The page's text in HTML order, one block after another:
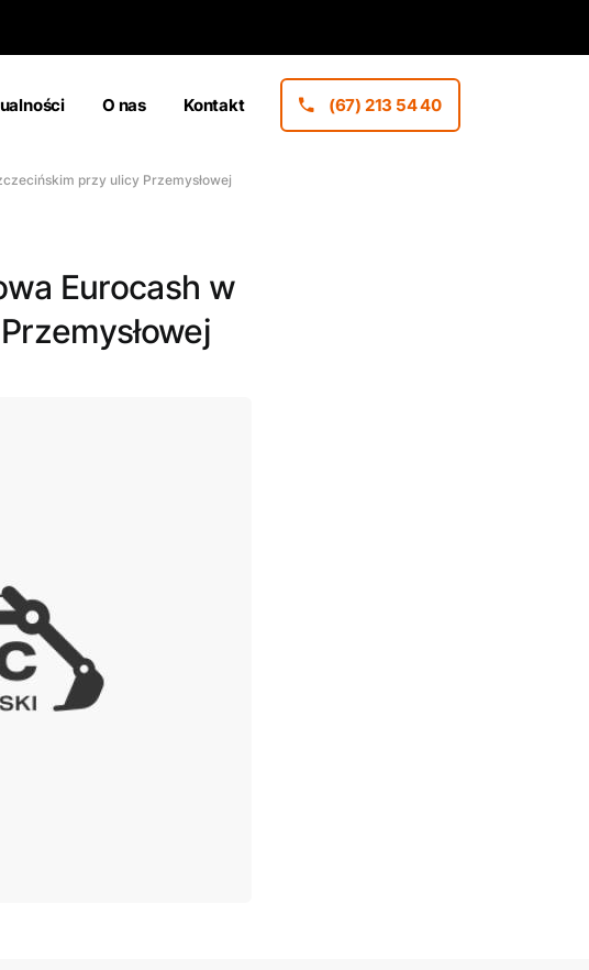
O nas Kontakt (67) 213 54 40
przy ulicy Przemysłowej
Eurocash w